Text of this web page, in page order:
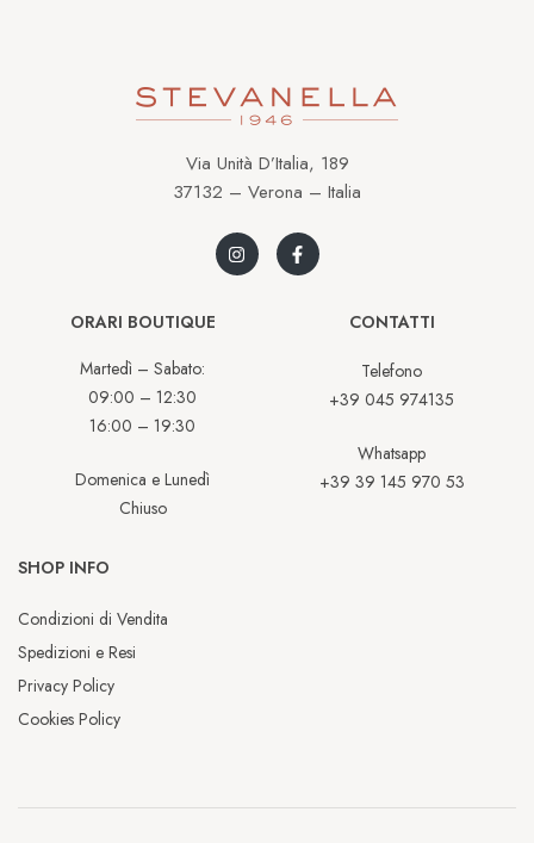
Via Unità D’Italia, 189
37132 – Verona – Italia
ORARI BOUTIQUE
Martedì – Sabato:
09:00 – 12:30
16:00 – 19:30
Domenica e Lunedì
Chiuso
CONTATTI
Telefono
+39 045 974135
Whatsapp
+39 39 145 970 53
SHOP INFO
Condizioni di Vendita
Spedizioni e Resi
Privacy Policy
Cookies Policy